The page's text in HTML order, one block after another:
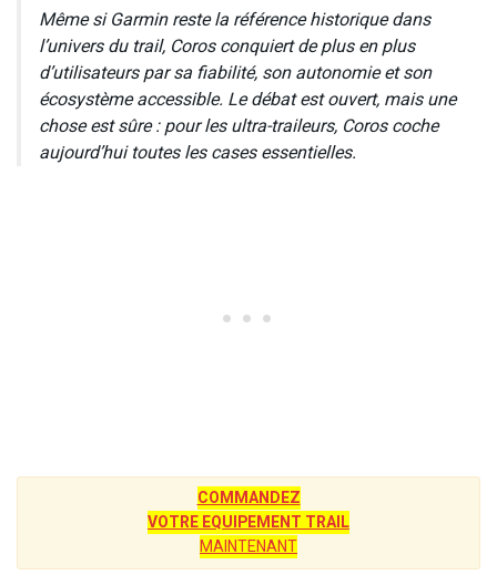
Même si Garmin reste la référence historique dans
l’univers du trail, Coros conquiert de plus en plus
d’utilisateurs par sa fiabilité, son autonomie et son
écosystème accessible. Le débat est ouvert, mais une
chose est sûre : pour les ultra-traileurs, Coros coche
aujourd’hui toutes les cases essentielles.
COMMANDEZ
VOTRE EQUIPEMENT TRAIL
MAINTENANT